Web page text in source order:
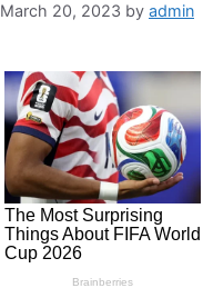
March 20, 2023 by admin